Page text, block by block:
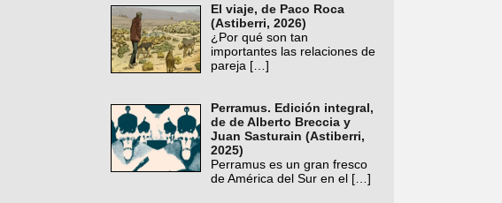
El viaje, de Paco Roca
(Astiberri, 2026)
¿Por qué son tan
importantes las relaciones de
pareja […]
Perramus. Edición integral,
de de Alberto Breccia y
Juan Sasturain (Astiberri,
2025)
Perramus es un gran fresco
de América del Sur en el […]